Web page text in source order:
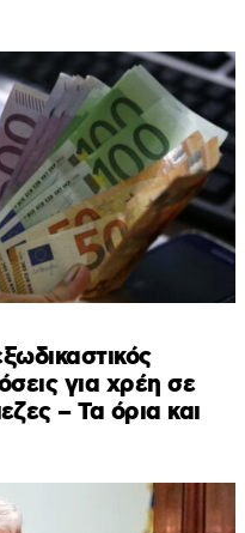
για χρέη σε
– Τα όρια και